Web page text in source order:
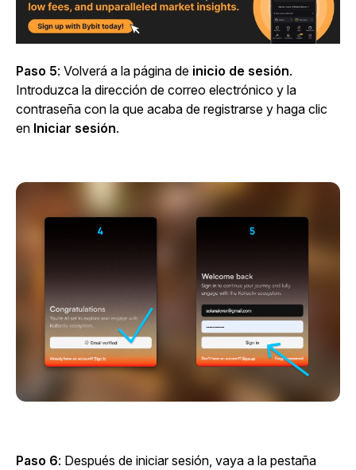
Paso 5: Volverá a la página de inicio de sesión.
Introduzca la dirección de correo electrónico y la
contraseña con la que acaba de registrarse y haga clic
en Iniciar sesión.
Paso 6: Después de iniciar sesión, vaya a la pestaña